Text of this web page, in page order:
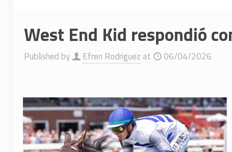
West End Kid respondió
Published by Efren Rodriguez at 06/04/2026